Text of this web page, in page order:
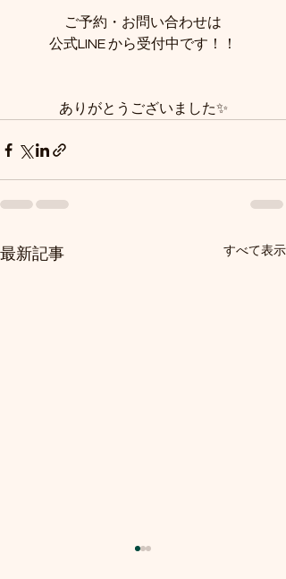
ご予約・お問い合わせは
公式LINE から受付中です！！
ありがとうございました✨
最新記事 すべて表示